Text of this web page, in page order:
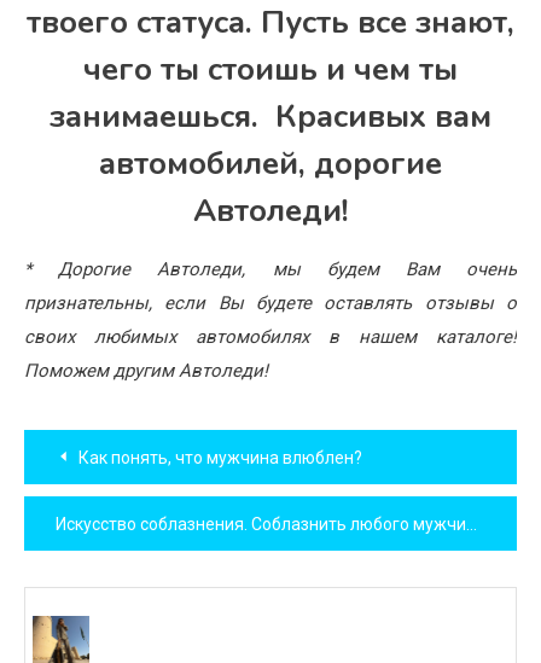
твоего статуса. Пусть все знают,
чего ты стоишь и чем ты
занимаешься. Красивых вам
автомобилей, дорогие
Автоледи!
* Дорогие Автоледи, мы будем Вам очень
признательны, если Вы будете оставлять отзывы о
своих любимых автомобилях в нашем каталоге!
Поможем другим Автоледи!
Навигация
по
записям
Как понять, что мужчина влюблен?
Искусство соблазнения. Соблазнить любого мужчину!